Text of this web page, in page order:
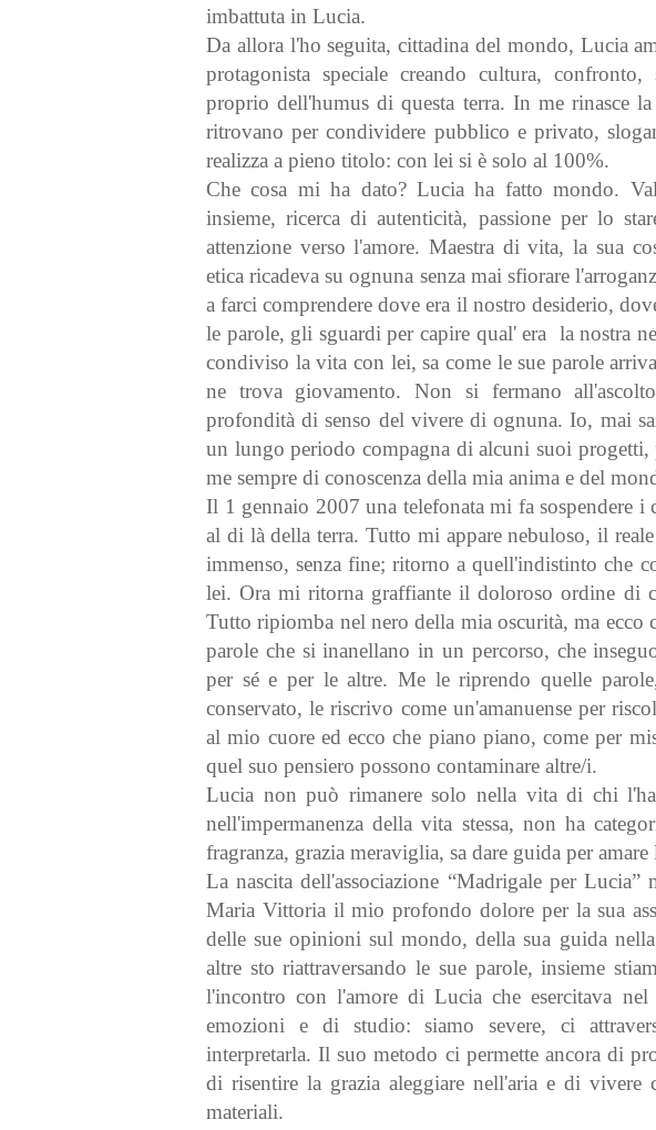
imbattuta in Lucia.
Da allora l'ho seguita, cittadina del mondo, Lucia
protagonista speciale creando cultura,
proprio dell'humus di questa terra. In me rinasce
ritrovano per condividere pubblico e privato,
realizza a pieno titolo: con lei si è solo al 100%.
Che cosa mi ha dato? Lucia ha fatto mondo.
insieme, ricerca di autenticità, passione per lo
attenzione verso l'amore. Maestra di vita, la sua
etica ricadeva su ognuna senza mai sfiorare
a farci comprendere dove era il nostro desiderio,
le parole, gli sguardi per capire qual' era la nostra
condiviso la vita con lei, sa come le sue parole
ne trova giovamento. Non si fermano
profondità di senso del vivere di ognuna. Io, mai
un lungo periodo compagna di alcuni suoi
me sempre di conoscenza della mia anima e del
Il 1 gennaio 2007 una telefonata mi fa sospendere i
al di là della terra. Tutto mi appare nebuloso, il
immenso, senza fine; ritorno a quell'indistinto che
lei. Ora mi ritorna graffiante il doloroso ordine di
Tutto ripiomba nel nero della mia oscurità, ma ecco
parole che si inanellano in un percorso, che
per sé e per le altre. Me le riprendo quelle
conservato, le riscrivo come un'amanuense per
al mio cuore ed ecco che piano piano, come per
quel suo pensiero possono contaminare altre/i.
Lucia non può rimanere solo nella vita di chi
nell'impermanenza della vita stessa, non ha
fragranza, grazia meraviglia, sa dare guida per
La nascita dell'associazione “Madrigale per
Maria Vittoria il mio profondo dolore per la sua
delle sue opinioni sul mondo, della sua guida
altre sto riattraversando le sue parole, insieme
l'incontro con l'amore di Lucia che esercitava
emozioni e di studio: siamo severe, ci
interpretarla. Il suo metodo ci permette ancora di
di risentire la grazia aleggiare nell'aria e di
materiali.